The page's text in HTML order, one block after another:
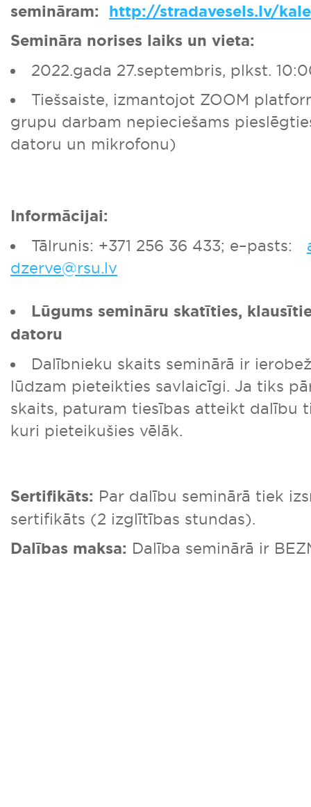
semināram: http://stradavesels.lv/
Semināra norises laiks un vieta:
2022.gada 27.septembris, plkst.
Tiešsaiste, izmantojot ZOOM
grupu darbam nepieciešams
datoru un mikrofonu)
Informācijai:
Tālrunis: +371 256 36 433; e–pasts:
dzerve@rsu.lv
Lūgums semināru skatīties,
datoru
Dalībnieku skaits seminārā ir
lūdzam pieteikties savlaicīgi. Ja tiks
skaits, paturam tiesības atteikt dalību
kuri pieteikušies vēlāk.
Sertifikāts: Par dalību seminārā tiek
sertifikāts (2 izglītības stundas).
Dalības maksa: Dalība seminārā ir